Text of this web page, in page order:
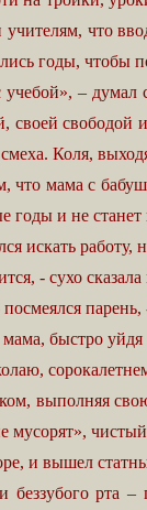
учителям, что
годы, чтобы
учебой», –
своей
Коля,
мама с
годы и не станет
искать работу,
- сухо
быстро
выполняя свою
мусорят»,
и вышел
беззубого рта